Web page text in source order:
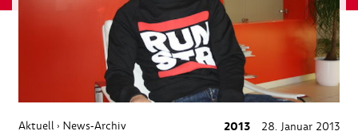
Aktuell › News-Archiv 2013 28. Januar 2013